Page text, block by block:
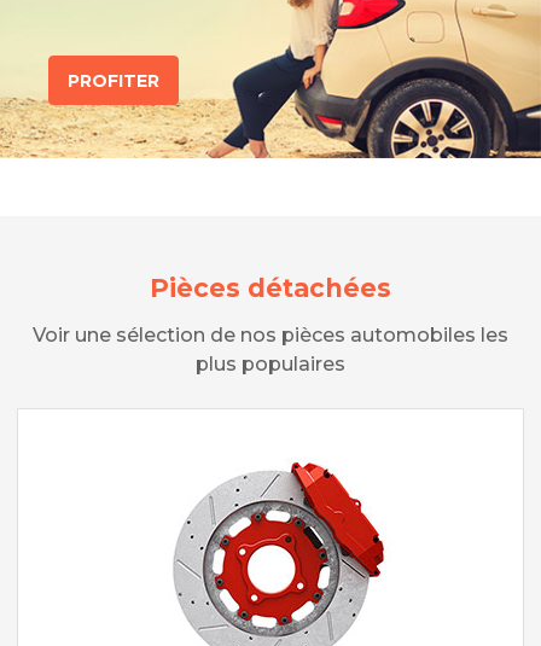
PROFITER
Pièces détachées
Voir une sélection de nos pièces automobiles les
plus populaires